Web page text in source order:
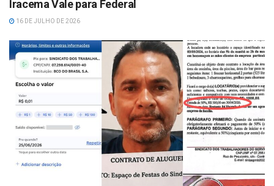
Iracema Vale para Federal
16 DE JULHO DE 2026